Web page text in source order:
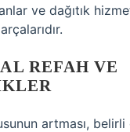
ve dağıtık
REFAH VE
artması, belirli